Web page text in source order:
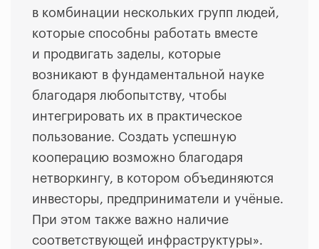
в комбинации нескольких групп людей,
которые способны работать вместе
и продвигать заделы, которые
возникают в фундаментальной науке
благодаря любопытству, чтобы
интегрировать их в практическое
пользование. Создать успешную
кооперацию возможно благодаря
нетворкингу, в котором объединяются
инвесторы, предприниматели и учёные.
При этом также важно наличие
соответствующей инфраструктуры».